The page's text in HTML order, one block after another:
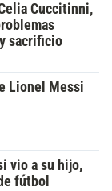
Cuccitinni,
sacrificio
Lionel Messi
vio a su hijo,
fútbol